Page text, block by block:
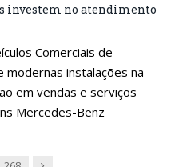
investem no atendimento
Comerciais de
modernas instalações na
em vendas e serviços
Mercedes-Benz